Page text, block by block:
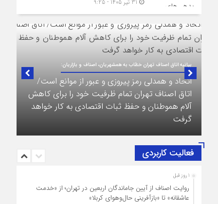
بیانیه اتاق اصناف تهران خطاب به همشهریان، اصناف و بازاریان:
اتحاد و همدلی رمز پیروزی و عبور از موانع است/
اتاق اصناف تهران تمام ظرفیت خود را برای کاهش
آلام هموطنان و حفظ ثبات اقتصادی به کار خواهد
گرفت
فعالیت کاربردی
1 روز قبل
روایت اصناف از آیین جاماندگان اربعین در تهران؛ از «خدمت
عاشقانه» تا «بازآفرینی حال‌وهوای کربلا»